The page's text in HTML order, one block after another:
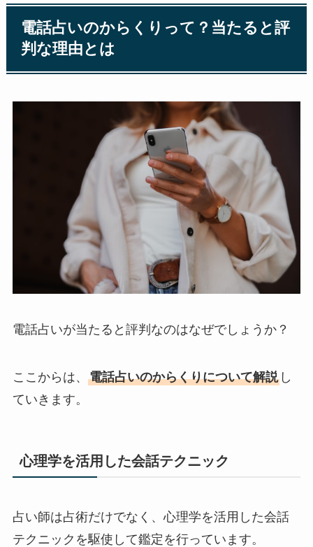
電話占いのからくりって？当たると評
判な理由とは
電話占いが当たると評判なのはなぜでしょうか？
ここからは、 電話占いのからくりについて解説し
ていきます。
心理学を活用した会話テクニック
占い師は占術だけでなく、心理学を活用した会話
テクニックを駆使して鑑定を行っています。